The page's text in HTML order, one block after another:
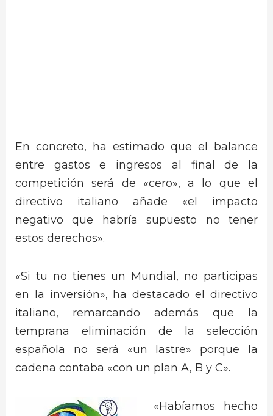
En concreto, ha estimado que el balance
entre gastos e ingresos al final de la
competición será de «cero», a lo que el
directivo italiano añade «el impacto
negativo que habría supuesto no tener
estos derechos».
«Si tu no tienes un Mundial, no participas
en la inversión», ha destacado el directivo
italiano, remarcando además que la
temprana eliminación de la selección
española no será «un lastre» porque la
cadena contaba «con un plan A, B y C».
«Habíamos hecho